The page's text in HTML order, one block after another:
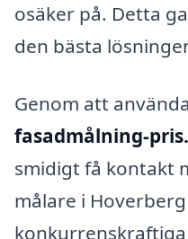
osäker på. Detta
den bästa
Genom att
fasadmålning-
smidigt få kontakt
målare i